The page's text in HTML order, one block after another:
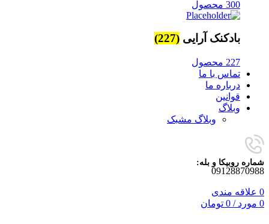
300 محصول
بادکنک آرایی (227)
227 محصول
تماس با ما
درباره ما
قوانین
وبلاگ
وبلاگ مشبک
شماره روبیکا و بله:
09128870988
0 علاقه مندی
0 مورد /
0 تومان